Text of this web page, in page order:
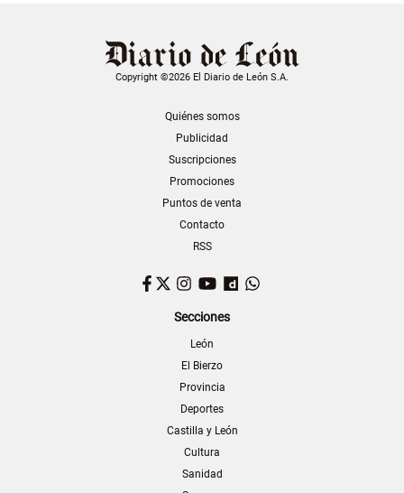
Copyright ©2026 El Diario de León S.A.
Quiénes somos
Publicidad
Suscripciones
Promociones
Puntos de venta
Contacto
RSS
Facebook
TwitterInstagram
YouTubeDailymotion
Secciones
León
El Bierzo
Provincia
Deportes
Castilla y León
Cultura
Sanidad